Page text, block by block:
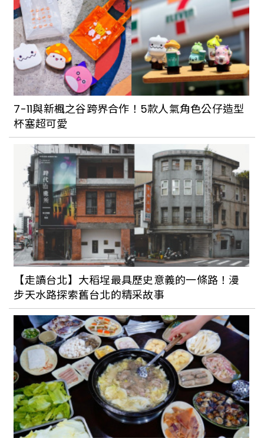
7-11與新楓之谷跨界合作！5款人氣角色公仔造型
杯塞超可愛
【走讀台北】大稻埕最具歷史意義的一條路！漫
步天水路探索舊台北的精采故事